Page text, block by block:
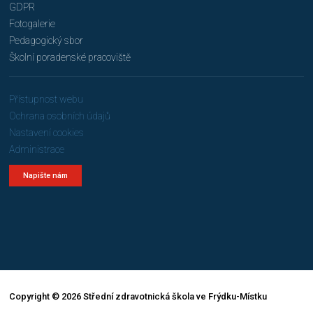
GDPR
Fotogalerie
Pedagogický sbor
Školní poradenské pracoviště
Přístupnost webu
Ochrana osobních údajů
Nastavení cookies
Administrace
Napište nám
Copyright © 2026 Střední zdravotnická škola ve Frýdku-Místku